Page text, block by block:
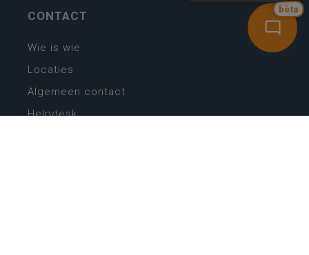
bèta
CONTACT
Wie is wie
Locaties
Algemeen contact
Helpdesk